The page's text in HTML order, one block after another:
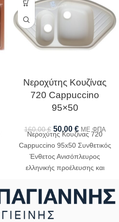
Νεροχύτης Κουζίνας
720 Cappuccino
95×50
160,00€ 50,00 € ΜΕ ΦΠΑ
Νεροχύτης Κουζίνας 720
Cappuccino 95x50 Συνθετικός
Ένθετος Ανισόπλευρος
ελληνικής προέλευσης και
βαλβίδες